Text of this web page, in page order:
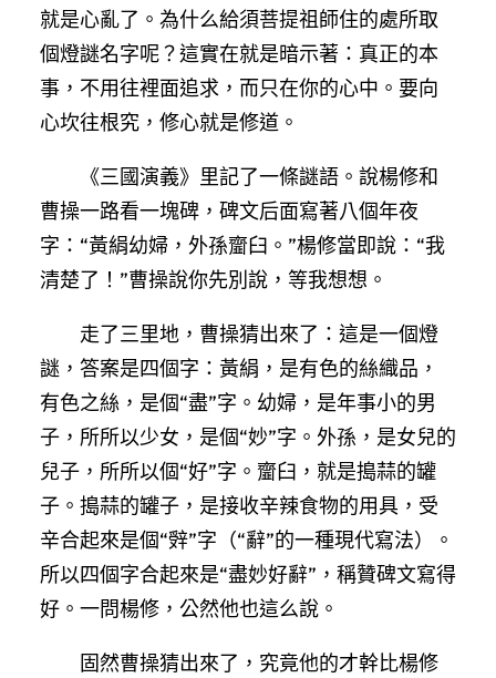
就是心亂了。為什么給須菩提祖師住的處所取
個燈謎名字呢？這實在就是暗示著：真正的本
事，不用往裡面追求，而只在你的心中。要向
心坎往根究，修心就是修道。
《三國演義》里記了一條謎語。說楊修和
曹操一路看一塊碑，碑文后面寫著八個年夜
字：“黃絹幼婦，外孫齏臼。”楊修當即說：“我
清楚了！”曹操說你先別說，等我想想。
走了三里地，曹操猜出來了：這是一個燈
謎，答案是四個字：黃絹，是有色的絲織品，
有色之絲，是個“盡”字。幼婦，是年事小的男
子，所所以少女，是個“妙”字。外孫，是女兒的
兒子，所所以個“好”字。齏臼，就是搗蒜的罐
子。搗蒜的罐子，是接收辛辣食物的用具，受
辛合起來是個“辤”字（“辭”的一種現代寫法）。
所以四個字合起來是“盡妙好辭”，稱贊碑文寫得
好。一問楊修，公然他也這么說。
固然曹操猜出來了，究竟他的才幹比楊修